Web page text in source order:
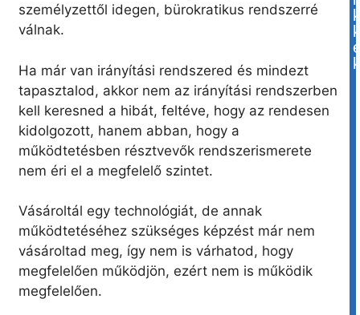
személyzettől idegen, bürokratikus rendszerré
válnak.
Ha már van irányítási rendszered és mindezt
tapasztalod, akkor nem az irányítási rendszerben
kell keresned a hibát, feltéve, hogy az rendesen
kidolgozott, hanem abban, hogy a
működtetésben résztvevők rendszerismerete
nem éri el a megfelelő szintet.
Vásároltál egy technológiát, de annak
működtetéséhez szükséges képzést már nem
vásároltad meg, így nem is várhatod, hogy
megfelelően működjön, ezért nem is működik
megfelelően.